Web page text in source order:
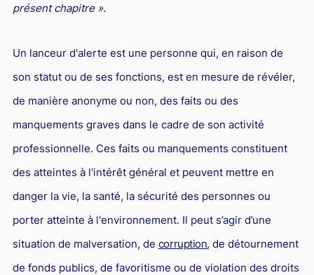
Droit de la concurrence
Responsabilité civile
Banque et Assurance
Droit bancaire
Jurisprudences et actualités
présent chapitre ».
Un lanceur d'alerte est une personne qui, en raison de
son statut ou de ses fonctions, est en mesure de révéler,
de manière anonyme ou non, des faits ou des
manquements graves dans le cadre de son activité
professionnelle. Ces faits ou manquements constituent
des atteintes à l'intérêt général et peuvent mettre en
danger la vie, la santé, la sécurité des personnes ou
porter atteinte à l'environnement. Il peut s’agir d’une
situation de malversation, de corruption, de détournement
de fonds publics, de favoritisme ou de violation des droits